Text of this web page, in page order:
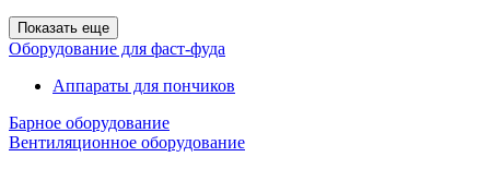
Показать еще
Оборудование для фаст-фуда
Аппараты для пончиков
Барное оборудование
Вентиляционное оборудование